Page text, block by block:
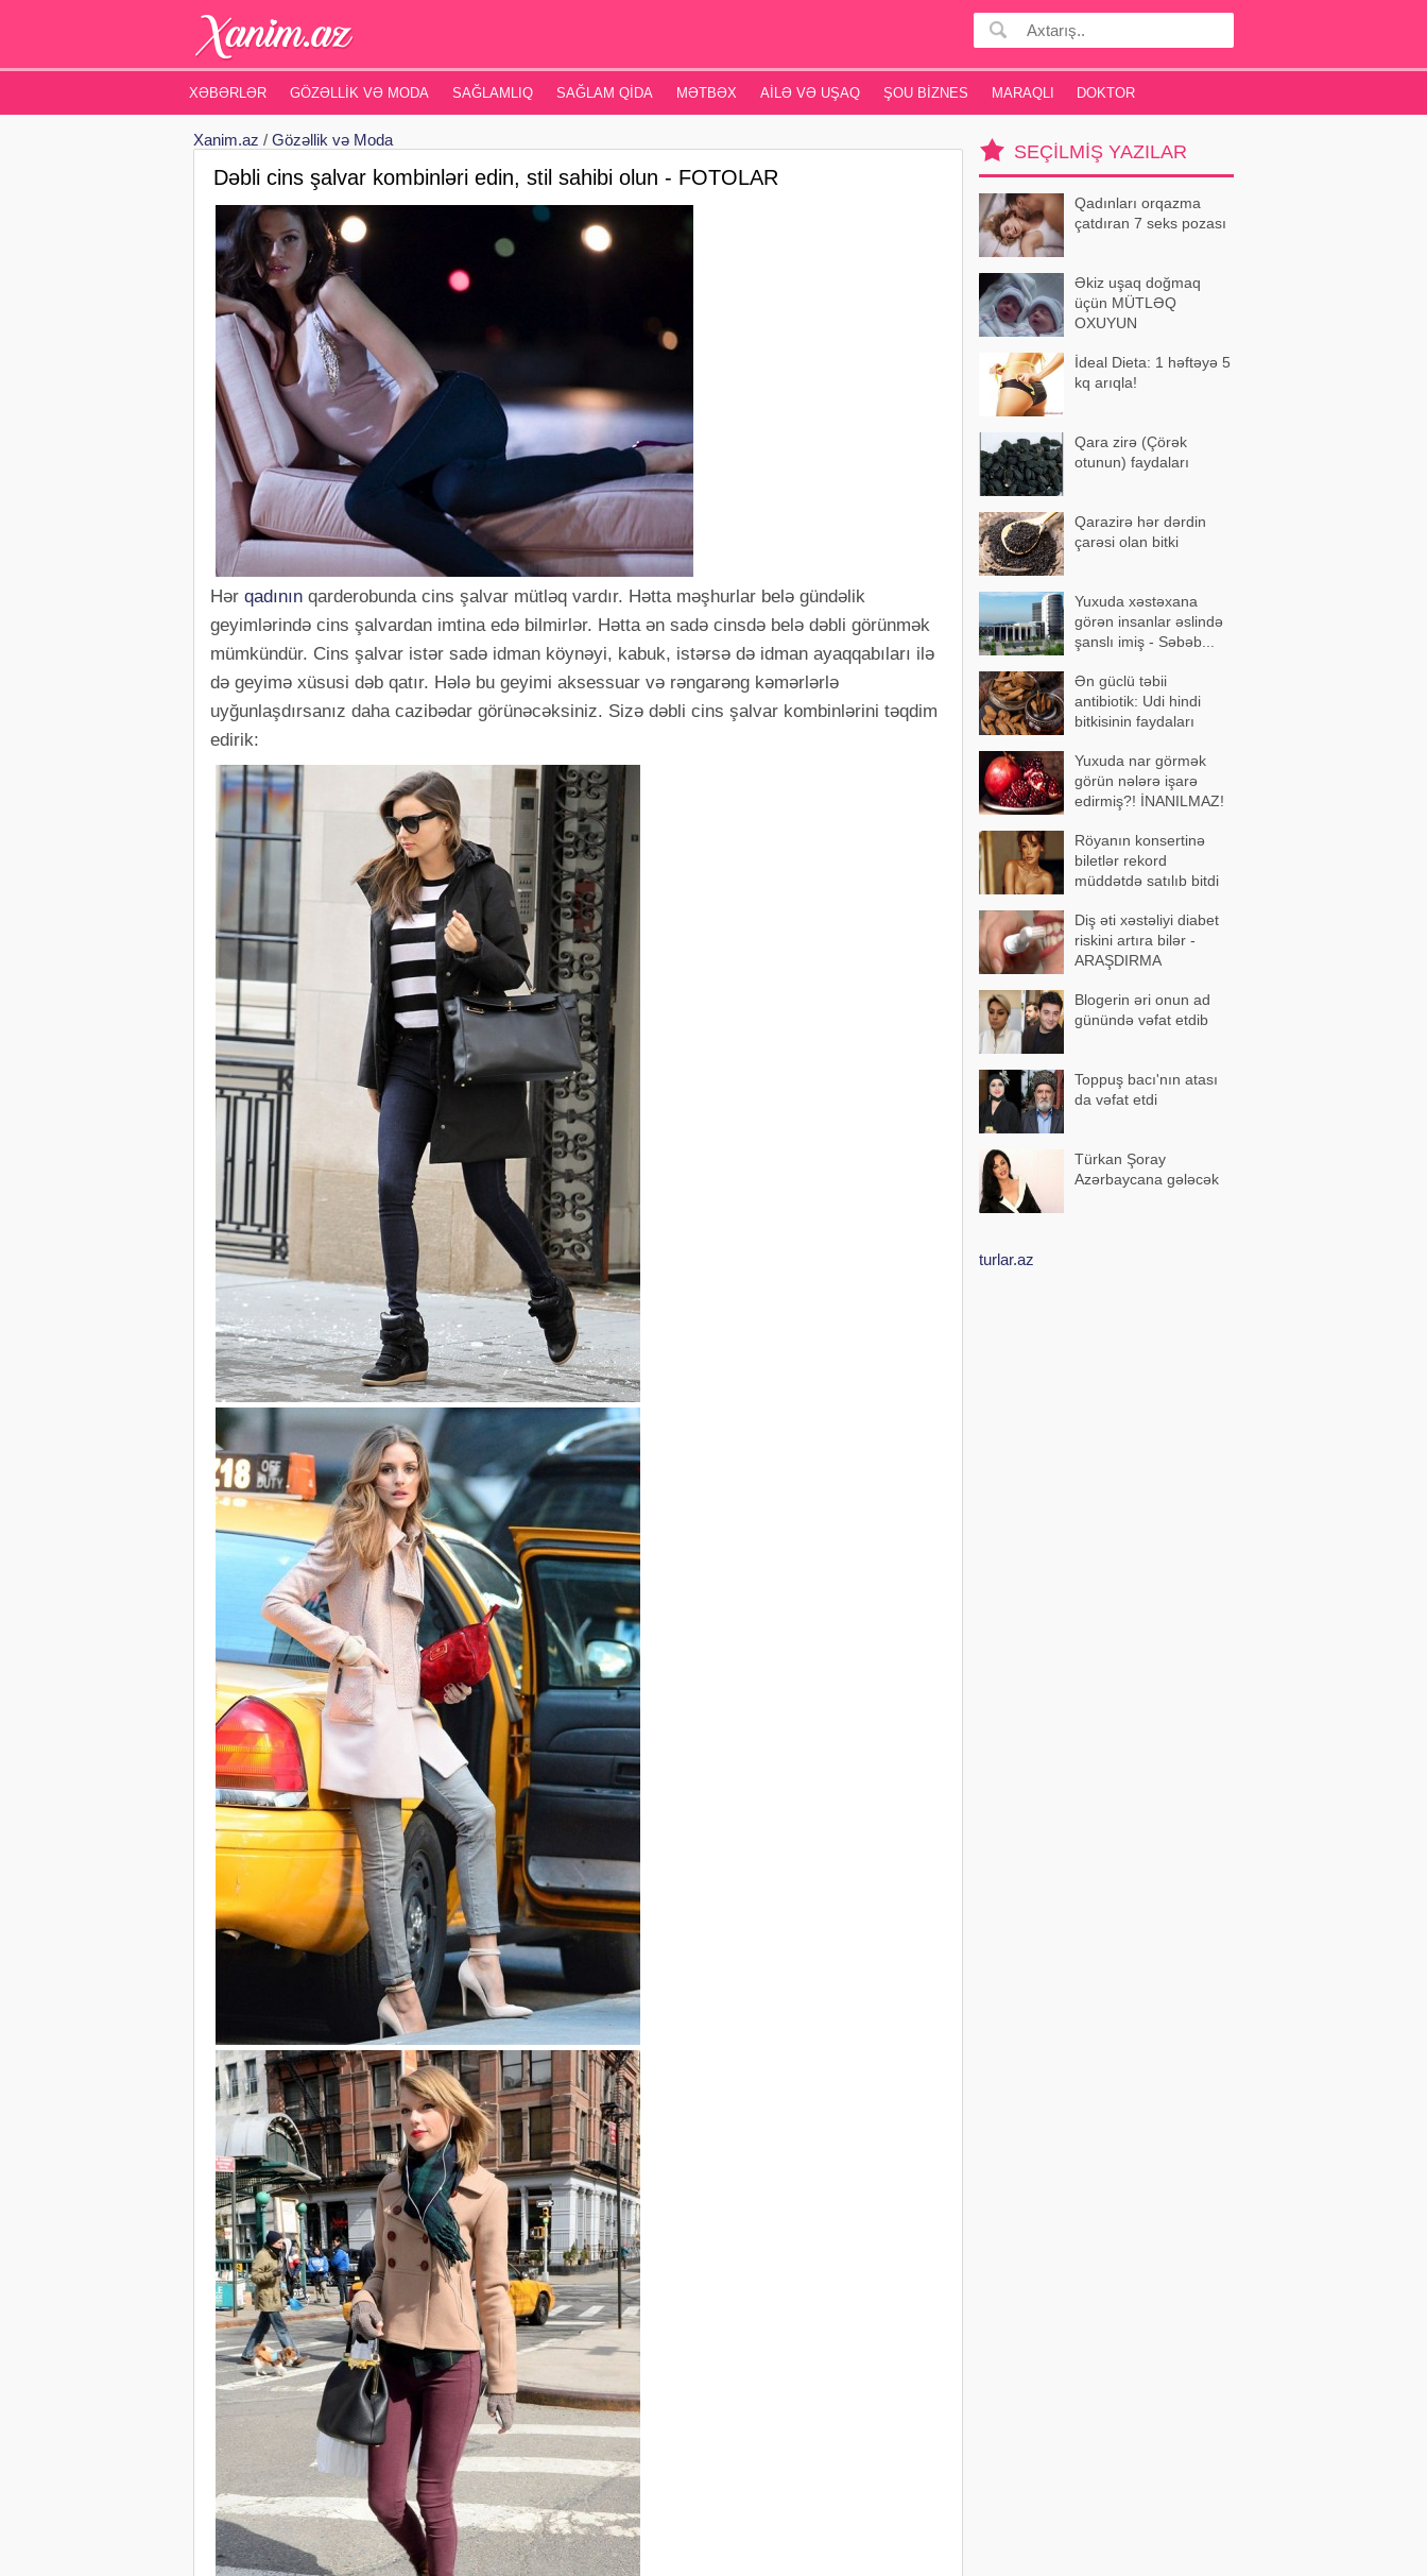
XƏBƏRLƏR GÖZƏLLIK VƏ MODA SAĞLAMLIQ SAĞLAM QIDA MƏTBƏX AILƏ VƏ UŞAQ ŞOU BIZNES MARAQLI DOKTOR
Xanim.az / Gözəllik və Moda
Dəbli cins şalvar kombinləri edin, stil sahibi olun - FOTOLAR
Hər qadının qarderobunda cins şalvar mütləq vardır. Hətta məşhurlar belə gündəlik
geyimlərində cins şalvardan imtina edə bilmirlər. Hətta ən sadə cinsdə belə dəbli görünmək
mümkündür. Cins şalvar istər sadə idman köynəyi, kabuk, istərsə də idman ayaqqabıları ilə
də geyimə xüsusi dəb qatır. Hələ bu geyimi aksessuar və rəngarəng kəmərlərlə
uyğunlaşdırsanız daha cazibədar görünəcəksiniz. Sizə dəbli cins şalvar kombinlərini təqdim
edirik:
SEÇILMIŞ YAZILAR
Qadınları orqazma
çatdıran 7 seks pozası
Əkiz uşaq doğmaq
üçün MÜTLƏQ
OXUYUN
İdeal Dieta: 1 həftəyə 5
kq arıqla!
Qara zirə (Çörək
otunun) faydaları
Qarazirə hər dərdin
çarəsi olan bitki
Yuxuda xəstəxana
görən insanlar əslində
şanslı imiş - Səbəb...
Ən güclü təbii
antibiotik: Udi hindi
bitkisinin faydaları
Yuxuda nar görmək
görün nələrə işarə
edirmiş?! İNANILMAZ!
Röyanın konsertinə
biletlər rekord
müddətdə satılıb bitdi
Diş əti xəstəliyi diabet
riskini artıra bilər -
ARAŞDIRMA
Blogerin əri onun ad
günündə vəfat etdib
Toppuş bacı'nın atası
da vəfat etdi
Türkan Şoray
Azərbaycana gələcək
turlar.az